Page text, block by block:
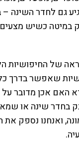
גם לחדר
במיטה כשיש
של החיפושיות
שאפשר בדרך
האם אכן מדובר
בחדר שינה או
ואנחנו נספק